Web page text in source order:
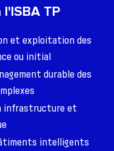
TP
et exploitation des
ou initial
durable des
infrastructure et
intelligents